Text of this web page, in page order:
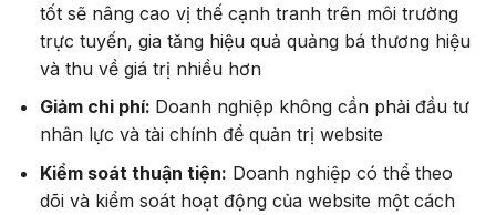
tốt sẽ nâng cao vị thế cạnh tranh trên môi trường
trực tuyến, gia tăng hiệu quả quảng bá thương hiệu
và thu về giá trị nhiều hơn
Giảm chi phí: Doanh nghiệp không cần phải đầu tư
nhân lực và tài chính để quản trị website
Kiểm soát thuận tiện: Doanh nghiệp có thể theo
dõi và kiểm soát hoạt động của website một cách